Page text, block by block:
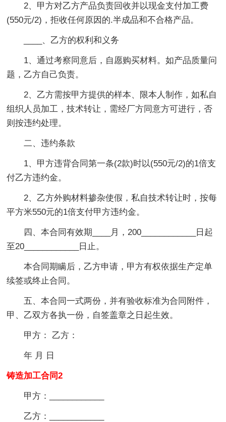
2、甲方对乙方产品负责回收并以现金支付加工费
(550元/2)，拒收任何原因的.半成品和不合格产品。
____、乙方的权利和义务
1、通过考察同意后，自愿购买材料。如产品质量问
题，乙方自己负责。
2、乙方需按甲方提供的样本、限本人制作，如私自
组织人员加工，技术转让，需经厂方同意方可进行，否
则按违约处理。
二、违约条款
1、甲方违背合同第一条(2款)时以(550元/2)的1倍支
付乙方违约金。
2、乙方外购材料掺杂使假，私自技术转让时，按每
平方米550元的1倍支付甲方违约金。
四、本合同有效期____月，200____________日起
至20____________日止。
本合同期瞒后，乙方申请，甲方有权依据生产定单
续签或终止合同。
五、本合同一式两份，并有验收标准为合同附件，
甲、乙双方各执一份，自签盖章之日起生效。
甲方： 乙方：
年 月 日
铸造加工合同2
甲方：____________
乙方：____________